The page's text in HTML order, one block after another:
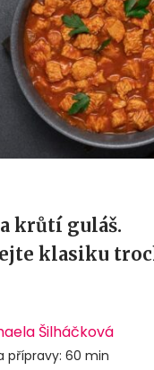
krůtí guláš.
klasiku
Šilháčková
přípravy: 60 min